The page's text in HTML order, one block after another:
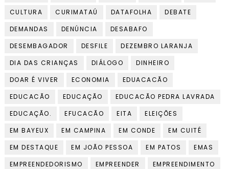
CULTURA
CURIMATAÚ DATAFOLHA
DEBATE
DEMANDAS
DENÚNCIA
DESABAFO
DESEMBAGADOR
DESFILE
DEZEMBRO LARANJA
DIA DAS CRIANÇAS
DIÁLOGO
DINHEIRO
DOAR É VIVER
ECONOMIA
EDUACACÃO
EDUCACÃO
EDUCAÇÃO
EDUCACÃO PEDRA LAVRADA
EDUCAÇÃO.
EFUCACÃO EITA
ELEIÇÕES
EM BAYEUX
EM CAMPINA EM CONDE
EM CUITÉ
EM DESTAQUE
EM JOÃO PESSOA EM PATOS
EMAS
EMPREENDEDORISMO
EMPREENDER
EMPREENDIMENTO